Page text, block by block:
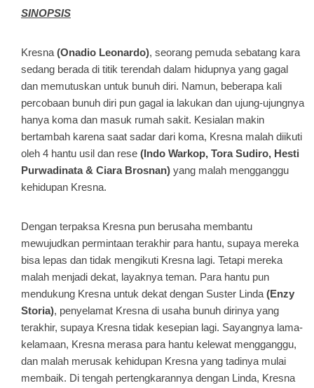
SINOPSIS
Kresna (Onadio Leonardo), seorang pemuda sebatang kara
sedang berada di titik terendah dalam hidupnya yang gagal
dan memutuskan untuk bunuh diri. Namun, beberapa kali
percobaan bunuh diri pun gagal ia lakukan dan ujung-ujungnya
hanya koma dan masuk rumah sakit. Kesialan makin
bertambah karena saat sadar dari koma, Kresna malah diikuti
oleh 4 hantu usil dan rese (Indo Warkop, Tora Sudiro, Hesti
Purwadinata & Ciara Brosnan) yang malah mengganggu
kehidupan Kresna.
Dengan terpaksa Kresna pun berusaha membantu
mewujudkan permintaan terakhir para hantu, supaya mereka
bisa lepas dan tidak mengikuti Kresna lagi. Tetapi mereka
malah menjadi dekat, layaknya teman. Para hantu pun
mendukung Kresna untuk dekat dengan Suster Linda (Enzy
Storia), penyelamat Kresna di usaha bunuh dirinya yang
terakhir, supaya Kresna tidak kesepian lagi. Sayangnya lama-
kelamaan, Kresna merasa para hantu kelewat mengganggu,
dan malah merusak kehidupan Kresna yang tadinya mulai
membaik. Di tengah pertengkarannya dengan Linda, Kresna